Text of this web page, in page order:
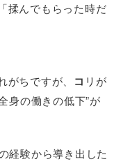
揉んでもらった時だ
ちですが、 コ リが
身の働きの低下”が
経験から導き出した